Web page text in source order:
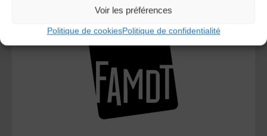
Voir les préférences
Politique de cookiesPolitique de confidentialité
L’AMTA EST MEMBRE DE LA